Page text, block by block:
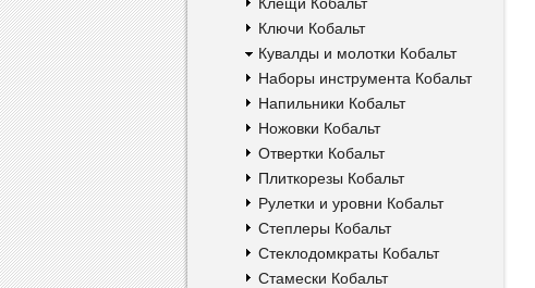
Ключи Кобальт
Кувалды и молотки Кобальт
Наборы инструмента Кобальт
Напильники Кобальт
Ножовки Кобальт
Отвертки Кобальт
Плиткорезы Кобальт
Рулетки и уровни Кобальт
Степлеры Кобальт
Стеклодомкраты Кобальт
Стамески Кобальт